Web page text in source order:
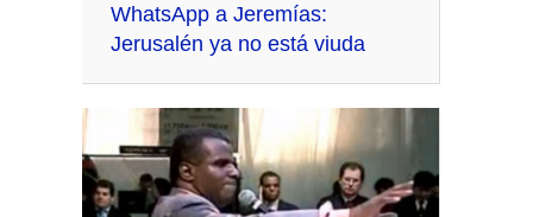
WhatsApp a Jeremías:
Jerusalén ya no está viuda